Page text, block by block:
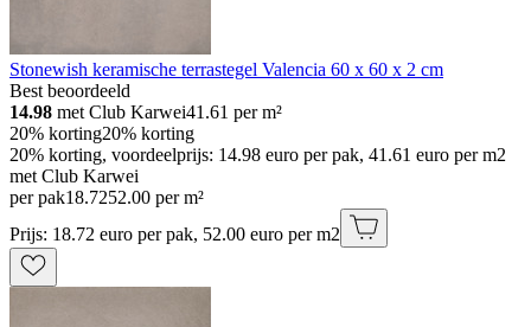
Stonewish keramische terrastegel Valencia 60 x 60 x 2 cm
Best beoordeeld
14.98 met Club Karwei41.61 per m²
20% korting20% korting
20% korting, voordeelprijs: 14.98 euro per pak, 41.61 euro per m2
met Club Karwei
per pak18.7252.00 per m²
Prijs: 18.72 euro per pak, 52.00 euro per m2